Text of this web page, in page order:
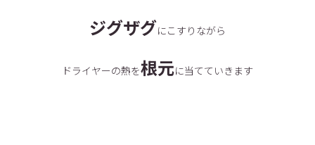
ジグザグにこすりながら
ドライヤーの熱を根元に当てていきます